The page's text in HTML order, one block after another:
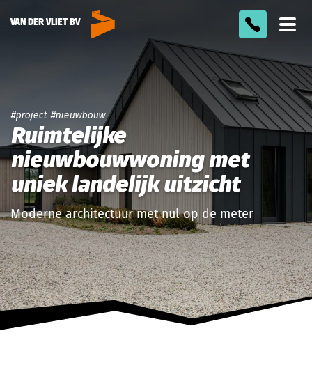
VAN DER VLIET BV
project nieuwbouw
Ruimtelijke
nieuwbouwwoning met
uniek landelijk uitzicht
Moderne architectuur met nul op de meter